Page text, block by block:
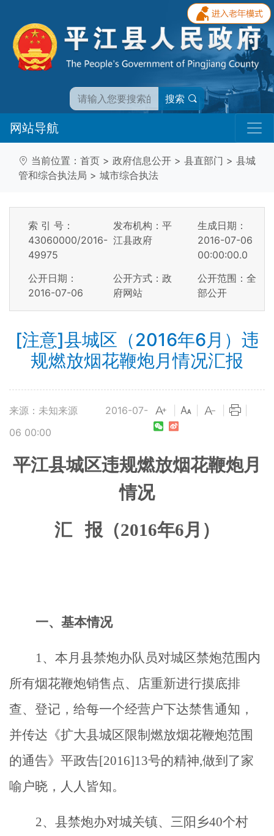
搜索
网站导航
当前位置： 首页 > 政府信息公开 > 县直部门 > 县城
管和综合执法局 > 城市综合执法
索 引 号：
43060000/2016-
49975
发布机构：平
江县政府
生成日期：
2016-07-06
00:00:00.0
公开日期：
2016-07-06
公开方式：政
府网站
公开范围：全
部公开
[注意]县城区（2016年6月）违
规燃放烟花鞭炮月情况汇报
来源：未知来源
2016-07-
06 00:00
平江县城区违规燃放烟花鞭炮月
情况
汇
报（2016年6月）
一、基本情况
1、本月县禁炮办队员对城区禁炮范围内
所有烟花鞭炮销售点、店重新进行摸底排
查、登记，给每一个经营户下达禁售通知，
并传达《扩大县城区限制燃放烟花鞭炮范围
的通告》平政告[2016]13号的精神,做到了家
喻户晓，人人皆知。
2、县禁炮办对城关镇、三阳乡40个村